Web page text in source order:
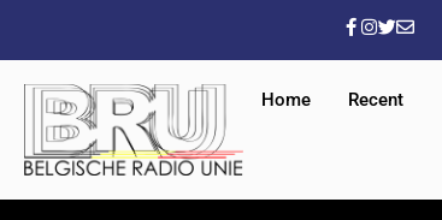
Home Recent